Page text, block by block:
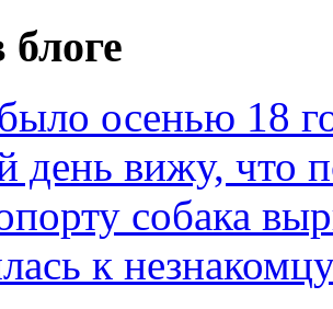
осенью 18
день вижу, что
собака
к